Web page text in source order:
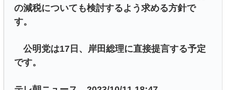
の減税についても検討するよう求める方針で
す。
公明党は17日、岸田総理に直接提言する予定
です。